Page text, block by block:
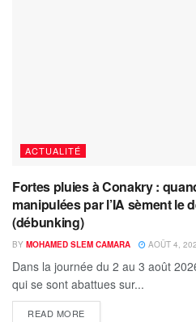
ACTUALITÉ
Fortes pluies à Conakry :
manipulées par l’IA sèment le
(débunking)
BY MOHAMED SLEM CAMARA AOÛT 4,
Dans la journée du 2 au 3 août
qui se sont abattues sur...
READ MORE